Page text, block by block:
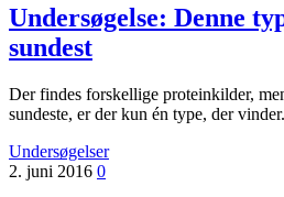
Undersøgelse: Denne
sundest
Der findes forskellige proteinkilder,
sundeste, er der kun én type, der vinder.
Undersøgelser
2. juni 2016 0